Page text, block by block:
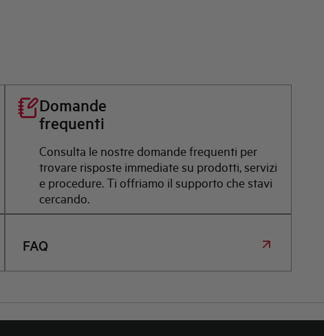
Domande
frequenti
Consulta le nostre domande frequenti per
trovare risposte immediate su prodotti, servizi
e procedure. Ti offriamo il supporto che stavi
cercando.
FAQ